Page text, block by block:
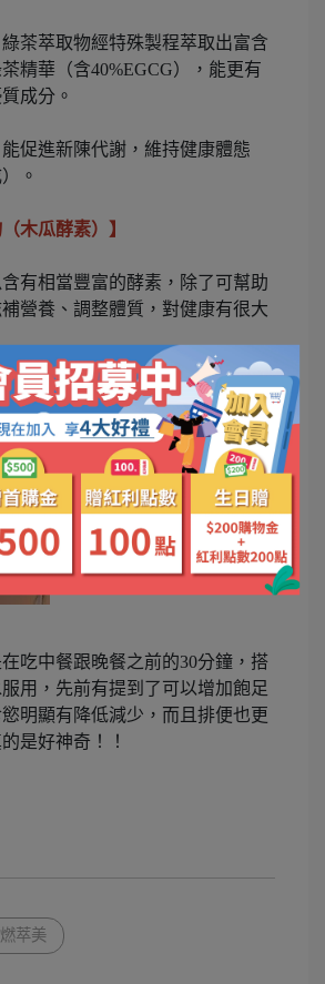
綠茶萃取物經特殊製程萃取出富含
精華（含40%EGCG），能更有
成分。
能促進新陳代謝，維持健康體態
。
木瓜酵素）】
有相當豐富的酵素，除了可幫助
營養、調整體質，對健康有很大
吃中餐跟晚餐之前的30分鐘，搭
用，先前有提到了可以增加飽足
明顯有降低減少，而且排便也更
是好神奇！！
燃萃美